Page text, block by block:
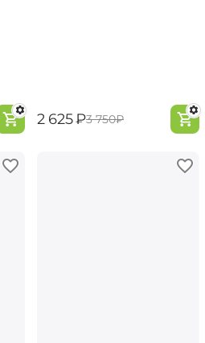
‍2 625‍₽‍3 750‍₽